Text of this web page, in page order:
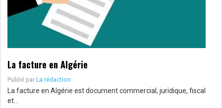
La facture en Algérie
Publié par La rédaction
La facture en Algérie est document commercial, juridique, fiscal
et…